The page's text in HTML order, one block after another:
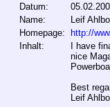
Datum:
Name:
Leif
Homepage:
http://
Inhalt:
I have
nice
Best
Leif